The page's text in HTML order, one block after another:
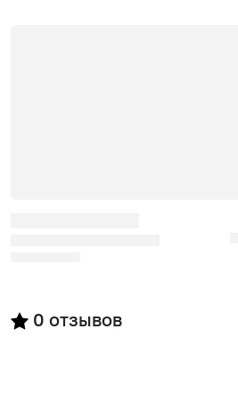
0 отзывов